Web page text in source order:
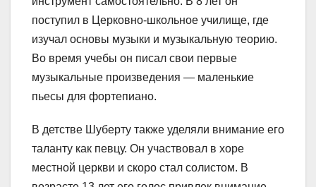
поступил в Церковно-школьное училище, где
изучал основы музыки и музыкальную теорию.
Во время учебы он писал свои первые
музыкальные произведения — маленькие
пьесы для фортепиано.
В детстве Шуберту также уделяли внимание его
таланту как певцу. Он участвовал в хоре
местной церкви и скоро стал солистом. В